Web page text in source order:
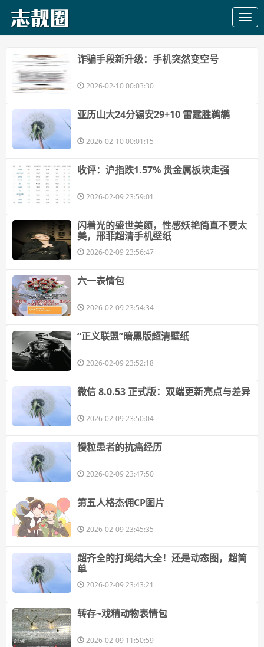
​诈骗手段新升级：手机突然变空号
2026-02-10 00:03:30
​亚历山大24分锡安29+10 雷霆胜鹈鹕
2026-02-10 00:01:15
​收评：沪指跌1.57% 贵金属板块走强
2026-02-09 23:59:01
​闪着光的盛世美颜，性感妖艳简直不要太
美，邢菲超清手机壁纸
2026-02-09 23:56:47
​六一表情包
2026-02-09 23:54:34
​“正义联盟”暗黑版超清壁纸
2026-02-09 23:52:18
​微信 8.0.53 正式版：双端更新亮点与差异
2026-02-09 23:50:04
​慢粒患者的抗癌经历
2026-02-09 23:47:50
​第五人格杰佣CP图片
2026-02-09 23:45:35
​超齐全的打绳结大全！还是动态图，超简
单
2026-02-09 23:43:21
​转存~戏精动物表情包
2026-02-09 11:50:59